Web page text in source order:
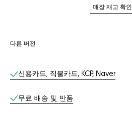
매장 재고 확인
다른 버전
온라인 서비스
신용카드, 직불카드, KCP, Naver
무료 배송 및 반품​